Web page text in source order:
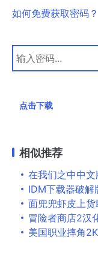
如何免费获取密码？
点击下载
相似推荐
在我们之中中文版游
IDM下载器破解版-
面兜兜虾皮上货助
冒险者商店2汉
美国职业摔角2K17修改器